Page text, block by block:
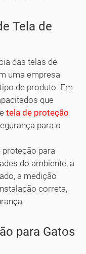
Tela de
das telas de
uma empresa
de produto. Em
que
tela de proteção
para o
para
do ambiente, a
a medição
correta,
para Gatos